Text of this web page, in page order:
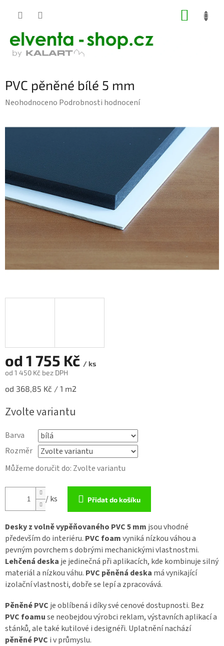
PVC pěněné bílé 5 mm
Průměrné
produktu
5
hvězdiček.
Neohodnoceno Podrobnosti hodnocení
od 1 755 Kč / ks
od 1 450 Kč bez DPH
Měrná
od 368,85 Kč / 1 m2
Zvolte variantu
Barva
Rozměr
Můžeme doručit do: Zvolte variantu
/ ks Přidat do košíku
Desky z volně vypěňovaného PVC 5mm jsou vhodné
především do interiéru. PVCfoamvyniká nízkou váhou a
pevným povrchem s dobrými mechanickými vlastnostmi.
Lehčená deska je jedinečná při aplikacích, kde kombinuje silný
materiál a nízkou váhu. PVC pěněná deska má vynikající
izolační vlastnosti, dobře se lepí a zpracovává.
Pěněné PVC je oblíbená i díky své cenové dostupnosti. Bez
PVC foamuse neobejdou výrobci reklam, výstavních aplikací a
stánků, ale také kutilové i designéři. Uplatnění nachází
pěněné PVC i v průmyslu.